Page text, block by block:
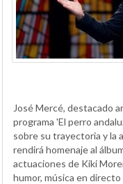
José Mercé, destacado
programa 'El perro
sobre su trayectoria y la
rendirá homenaje al
actuaciones de Kiki
humor, música en